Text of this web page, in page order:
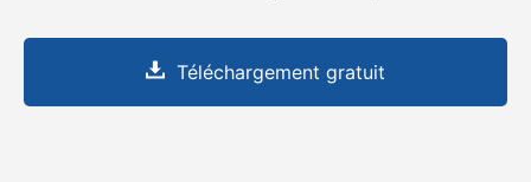
Téléchargement gratuit